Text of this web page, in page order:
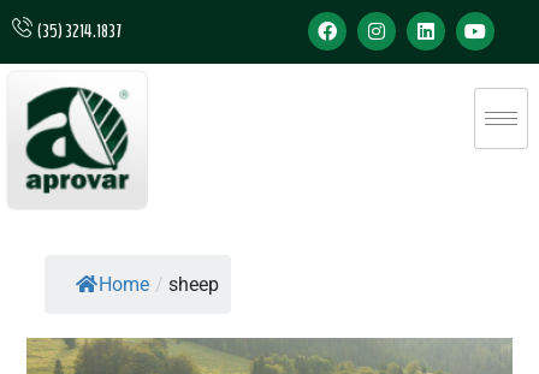
(35) 3214.1837
Home / sheep